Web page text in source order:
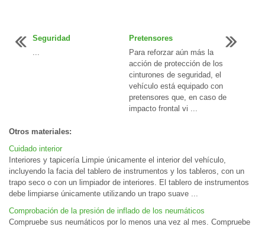
Seguridad
...
Pretensores
Para reforzar aún más la
acción de protección de los
cinturones de seguridad, el
vehículo está equipado con
pretensores que, en caso de
impacto frontal vi ...
Otros materiales:
Cuidado interior
Interiores y tapicería Limpie únicamente el interior del vehículo,
incluyendo la facia del tablero de instrumentos y los tableros, con un
trapo seco o con un limpiador de interiores. El tablero de instrumentos
debe limpiarse únicamente utilizando un trapo suave ...
Comprobación de la presión de inflado de los neumáticos
Compruebe sus neumáticos por lo menos una vez al mes. Compruebe